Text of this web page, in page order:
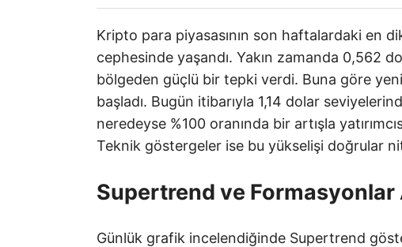
Kripto para piyasasının son haftalardaki en
cephesinde yaşandı. Yakın zamanda 0,562
bölgeden güçlü bir tepki verdi. Buna göre
başladı. Bugün itibarıyla 1,14 dolar
neredeyse %100 oranında bir artışla
Teknik göstergeler ise bu yükselişi doğrular
Supertrend ve Formasyonlar
Günlük grafik incelendiğinde Supertrend